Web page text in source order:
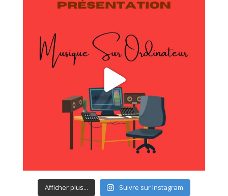
Afficher plus... Suivre sur Instagram